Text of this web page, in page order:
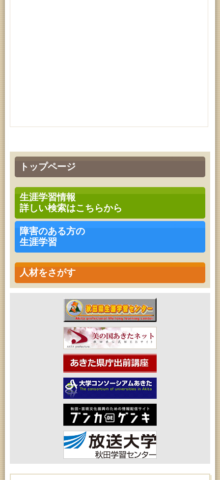
トップページ
生涯学習情報
詳しい検索はこちらから
障害のある方の
生涯学習
人材をさがす